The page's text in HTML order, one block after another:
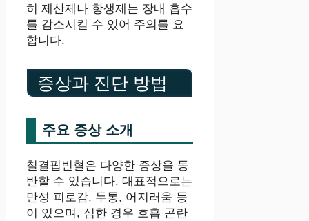
히 제산제나 항생제는 장내 흡수
를 감소시킬 수 있어 주의를 요
합니다.
증상과 진단 방법
주요 증상 소개
철결핍빈혈은 다양한 증상을 동
반할 수 있습니다. 대표적으로는
만성 피로감, 두통, 어지러움 등
이 있으며, 심한 경우 호흡 곤란